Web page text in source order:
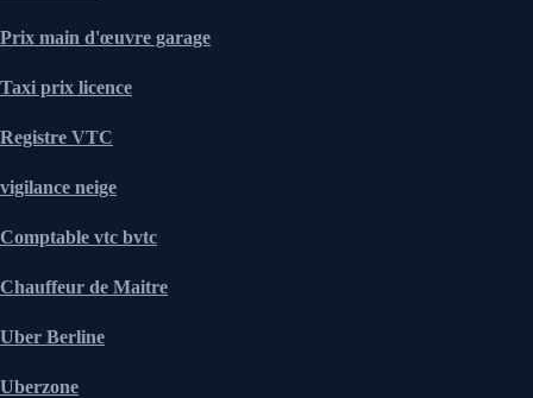
Prix main d'œuvre garage
Taxi prix licence
Registre VTC
vigilance neige
Comptable vtc bvtc
Chauffeur de Maitre
Uber Berline
Uberzone